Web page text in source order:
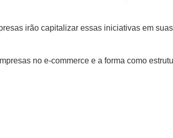
irão capitalizar essas iniciativas em suas
no e-commerce e a forma como